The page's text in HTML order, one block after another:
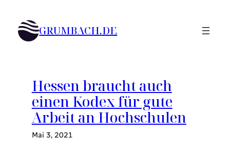
Inhalt
springen GRUMBACH.DE
Hessen braucht auch
einen Kodex für gute
Arbeit an Hochschulen
Mai 3, 2021